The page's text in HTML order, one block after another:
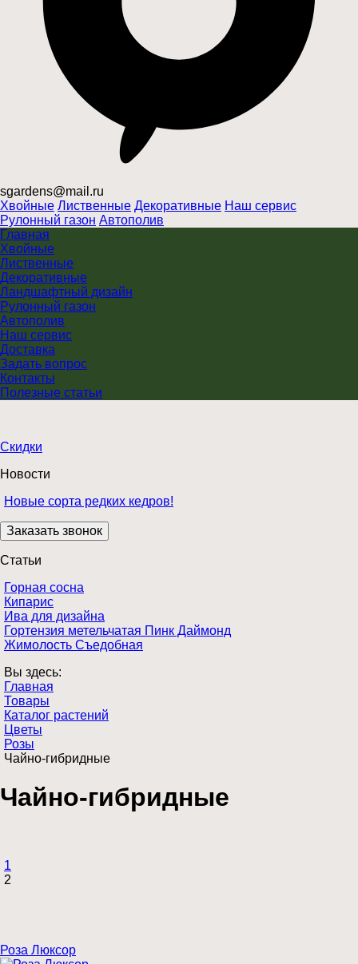
sgardens@mail.ru
Хвойные Лиственные Декоративные Наш сервис
Рулонный газон Автополив
Главная
Хвойные
Лиственные
Декоративные
Ландшафтный дизайн
Рулонный газон
Автополив
Наш сервис
Доставка
Задать вопрос
Контакты
Полезные статьи
Скидки
Новости
Новые сорта редких кедров!
Статьи
Горная сосна
Кипарис
Ива для дизайна
Гортензия метельчатая Пинк Даймонд
Жимолость Съедобная
Вы здесь:
Главная
Товары
Каталог растений
Цветы
Розы
Чайно-гибридные
Чайно-гибридные
1
2
Роза Люксор